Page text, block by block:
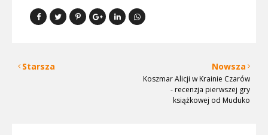
Nowsza
Koszmar Alicji w Krainie Czarów
- recenzja pierwszej gry
książkowej od Muduko
Starsza